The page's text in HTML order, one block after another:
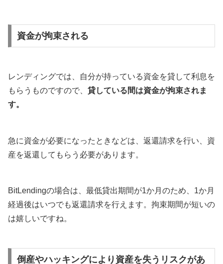
資金が拘束される
レンディングでは、自分が持っている資金を貸して利息を
もらうものですので、 貸している間は資金が拘束されま
す。
急に資金が必要になったときなどは、返還請求を行い、資
産を返還してもらう必要があります。
BitLendingの場合は、最低貸出期間が1か月のため、1か月
経過後はいつでも返還請求を行えます。拘束期間が短いの
は嬉しいですね。
倒産やハッキングにより資産を失うリスクがあ